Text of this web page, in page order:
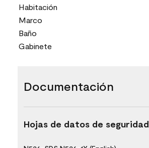
Habitación
Marco
Baño
Gabinete
Documentación
Hojas de datos de seguridad